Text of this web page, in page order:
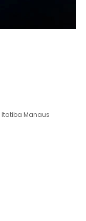
Itatiba Manaus